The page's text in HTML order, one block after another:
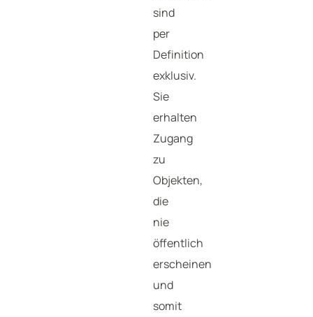
sind
per
Definition
exklusiv.
Sie
erhalten
Zugang
zu
Objekten,
die
nie
öffentlich
erscheinen
und
somit